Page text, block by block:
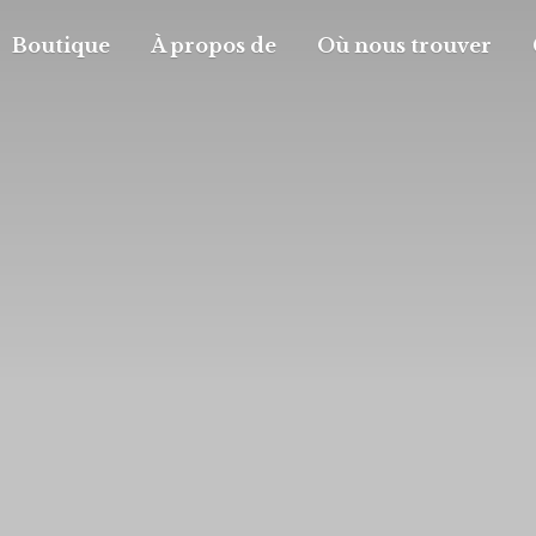
Boutique À propos de Où nous trouver